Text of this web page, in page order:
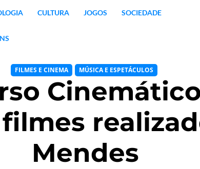
CULTURA JOGOS SOCIEDADE
FILMES E CINEMA MÚSICA E ESPETÁCULOS
Mendes